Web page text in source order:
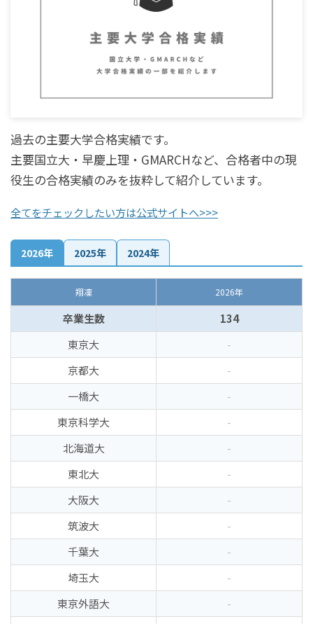
過去の主要大学合格実績です。
主要国立大・早慶上理・GMARCHなど、合格者中の現
役生の合格実績のみを抜粋して紹介しています。
全てをチェックしたい方は公式サイトへ>>>
2026年 2025年 2024年
翔凜 2026年
卒業生数
134
東京大
-
京都大
-
一橋大
-
東京科学大
-
北海道大
-
東北大
-
大阪大
-
筑波大
-
千葉大
-
埼玉大
-
東京外語大
-